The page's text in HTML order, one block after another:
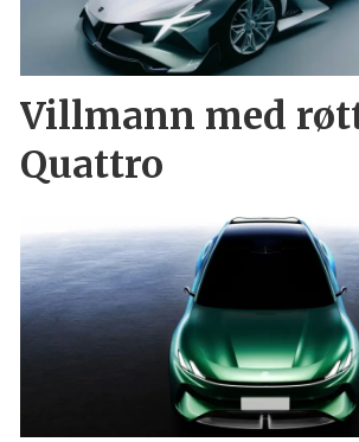
Villmann med
Quattro